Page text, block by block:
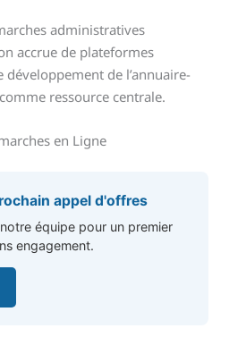
administratives
accrue de plateformes
de l’annuaire-
ressource centrale.
en Ligne
appel d'offres
équipe pour un premier
engagement.